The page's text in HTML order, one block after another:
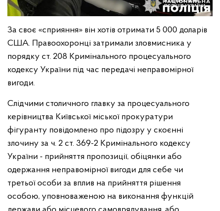
За своє «сприяння» він хотів отримати 5 000 доларів
США. Правоохоронці затримали зловмисника у
порядку ст. 208 Кримінального процесуального
кодексу України під час передачі неправомірної
вигоди.
Слідчими столичного главку за процесуального
керівництва Київської міської прокуратури
фігуранту повідомлено про підозру у скоєнні
злочину за ч. 2 ст. 369-2 Кримінального кодексу
України - прийняття пропозиції, обіцянки або
одержання неправомірної вигоди для себе чи
третьої особи за вплив на прийняття рішення
особою, уповноваженою на виконання функцій